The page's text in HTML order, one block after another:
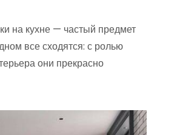
на кухне — частый предмет
все сходятся: с ролью
они прекрасно